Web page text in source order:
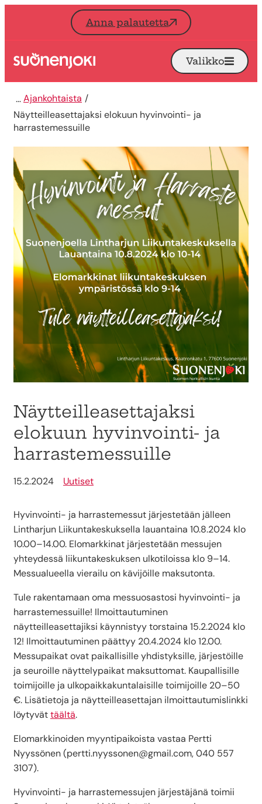
Siirry sisältöön
Anna palautetta
Etusivu Avaa
Valikko
Ajankohtaista
Näytteilleasettajaksi elokuun hyvinvointi- ja
harrastemessuille
Näytteilleasettajaksi
elokuun hyvinvointi- ja
harrastemessuille
15.2.2024 Uutiset
Hyvinvointi- ja harrastemessut järjestetään jälleen
Lintharjun Liikuntakeskuksella lauantaina 10.8.2024 klo
10.00–14.00. Elomarkkinat järjestetään messujen
yhteydessä liikuntakeskuksen ulkotiloissa klo 9–14.
Messualueella vierailu on kävijöille maksutonta.
Tule rakentamaan oma messuosastosi hyvinvointi- ja
harrastemessuille! Ilmoittautuminen
näytteilleasettajiksi käynnistyy torstaina 15.2.2024 klo
12! Ilmoittautuminen päättyy 20.4.2024 klo 12.00.
Messupaikat ovat paikallisille yhdistyksille, järjestöille
ja seuroille näyttelypaikat maksuttomat. Kaupallisille
toimijoille ja ulkopaikkakuntalaisille toimijoille 20–50
€. Lisätietoja ja näytteilleasettajan ilmoittautumislinkki
löytyvättäältä.
Elomarkkinoiden myyntipaikoista vastaa Pertti
Nyyssönen (pertti.nyyssonen@gmail.com, 040 557
3107).
Hyvinvointi- ja harrastemessujen järjestäjänä toimii